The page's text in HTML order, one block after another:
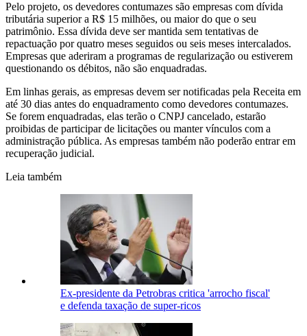
Pelo projeto, os devedores contumazes são empresas com dívida
tributária superior a R$ 15 milhões, ou maior do que o seu
patrimônio. Essa dívida deve ser mantida sem tentativas de
repactuação por quatro meses seguidos ou seis meses intercalados.
Empresas que aderiram a programas de regularização ou estiverem
questionando os débitos, não são enquadradas.
Em linhas gerais, as empresas devem ser notificadas pela Receita em
até 30 dias antes do enquadramento como devedores contumazes.
Se forem enquadradas, elas terão o CNPJ cancelado, estarão
proibidas de participar de licitações ou manter vínculos com a
administração pública. As empresas também não poderão entrar em
recuperação judicial.
Leia também
Ex-presidente da Petrobras critica 'arrocho fiscal'
e defenda taxação de super-ricos